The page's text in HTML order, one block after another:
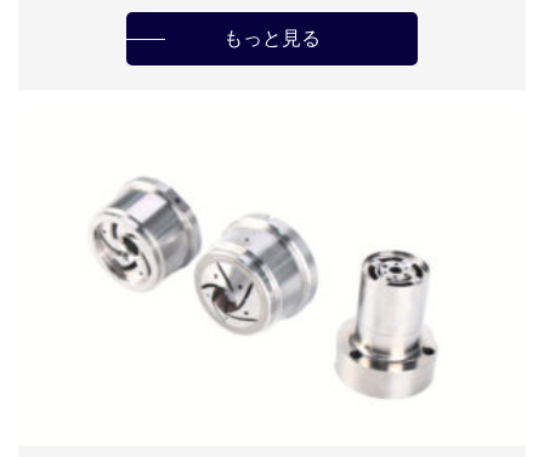
もっと見る